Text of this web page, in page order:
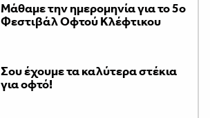
Μάθαμε την ημερομηνία για το 5ο
Φεστιβάλ Οφτού Κλέφτικου
Σου έχουμε τα καλύτερα στέκια
για οφτό!